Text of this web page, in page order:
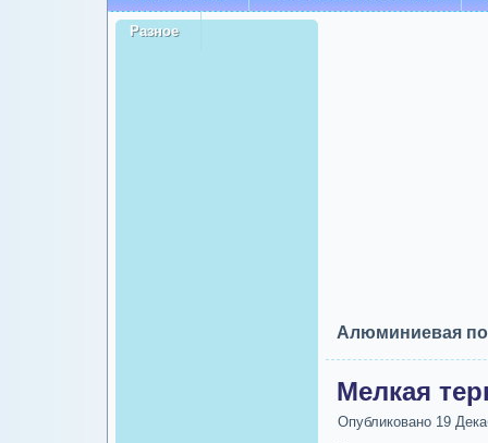
Разное
Алюминиевая
Мелкая
Опубликовано 19